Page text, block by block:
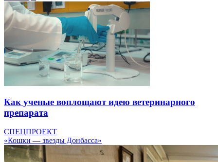
Как ученые воплощают идею ветеринарного
препарата
СПЕЦПРОЕКТ
«Кошки — звезды Донбасса»